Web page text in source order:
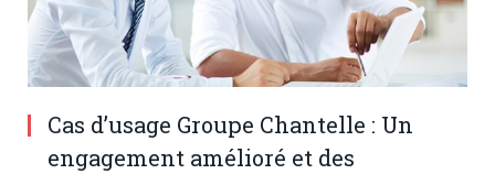
Cas d’usage Groupe Chantelle : Un
engagement amélioré et des